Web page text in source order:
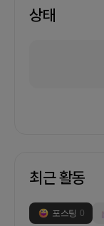
상태
최근 활동
포스팅 0